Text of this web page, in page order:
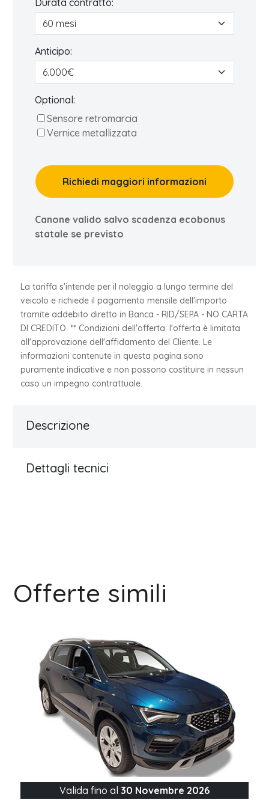
Anticipo:
Optional:
Sensore retromarcia
Vernice metallizzata
Richiedi maggiori informazioni
Canone valido salvo scadenza ecobonus
statale se previsto
La tariffa s'intende per il noleggio a lungo termine del
veicolo e richiede il pagamento mensile dell'importo
tramite addebito diretto in Banca - RID/SEPA - NO CARTA
DI CREDITO. ** Condizioni dell'offerta: l'offerta è limitata
all'approvazione dell'affidamento del Cliente. Le
informazioni contenute in questa pagina sono
puramente indicative e non possono costituire in nessun
caso un impegno contrattuale.
Descrizione
Dettagli tecnici
Offerte simili
Valida fino al 30 Novembre 2026